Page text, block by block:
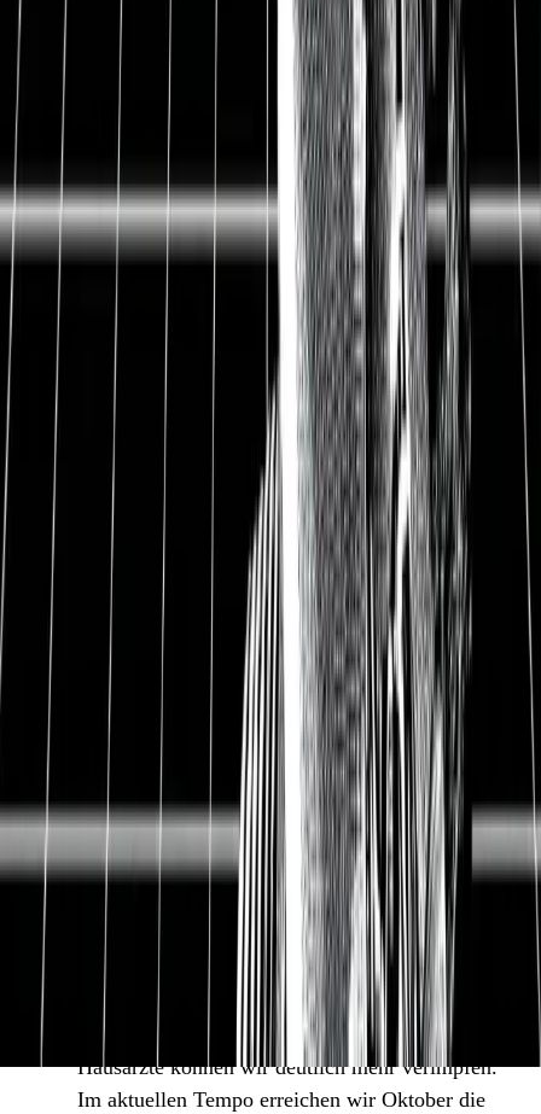
der Seitenlinie stand, hat wieder mal Rendite
verpasst. Das soll nicht heißen, dass man auf
Biegen und Brechen in Aktien investieren sollte,
aber die Zeit ist unser größter Freund. Denn den
Markt zuverlässig einzuschätzen, ist schwierig.
Die meisten Investoren bringen zehn Jahre und
mehr an Erfahrung mit. Da ist es auch zu
verschmerzen, wenn eventuell mal eine
Abwärtsphase kommt. Oft ist es aber tragischer,
wenn man den Aufschwung nicht mitnimmt.
Die Impfungen gehen voran. Großbritannien und
die USA machen sich bereit für eine Nach-
Corona-Zeit. Die Amerikaner buchen wie
verrückt Kreuzfahrtplätze und Flüge. Jeder will
sich noch einen tollen Urlaub sichern, bevor alles
ausgebucht ist. Auch die Kreditkartendaten
zeigen: Es wird viel Geld ausgegeben. Louis
Vuitton hatte erst kürzlich berichtet, dass sie 52
% mehr Lederwaren und Kleidung verkauft
haben und es in den USA ein Umsatzplus von 26
% gab. Das sind gesunde Zeichen einer
wirtschaftlichen Erholung. Nur mit
Konsumentenvertrauen kommen wir aus der
Krise.
Deutschland und Europa nehmen an Fahrt auf.
Lange wurde Deutschland belächelt und die
aktuelle Lockdown-Politik wird stark kritisiert.
Im letzten Artikel hatten erst 8,4 % der
Deutschen eine Erstimpfung erhalten.
Mittlerweile sind es 20,2 % der Deutschen. Die
Impfstofflieferungen nehmen zu, dank der
Hausärzte können wir deutlich mehr verimpfen.
Im aktuellen Tempo erreichen wir Oktober die